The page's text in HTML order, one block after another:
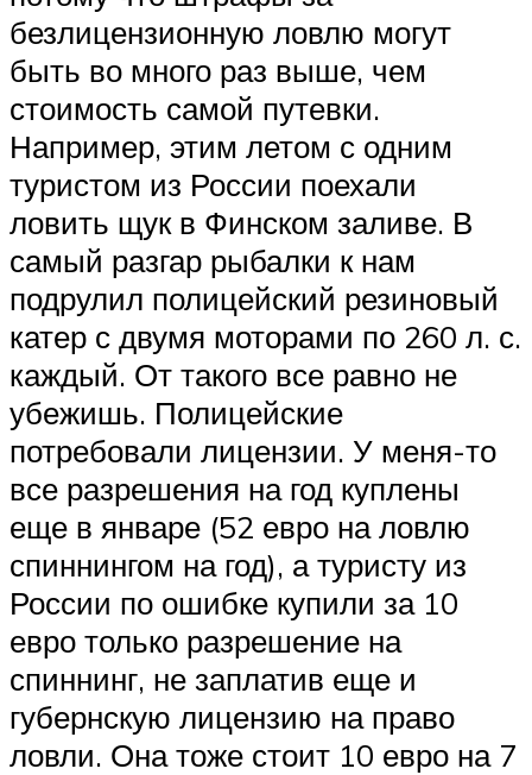
безлицензионную ловлю могут
быть во много раз выше, чем
стоимость самой путевки.
Например, этим летом с одним
туристом из России поехали
ловить щук в Финском заливе. В
самый разгар рыбалки к нам
подрулил полицейский резиновый
катер с двумя моторами по 260 л. с.
каждый. От такого все равно не
убежишь. Полицейские
потребовали лицензии. У меня-то
все разрешения на год куплены
еще в январе (52 евро на ловлю
спиннингом на год), а туристу из
России по ошибке купили за 10
евро только разрешение на
спиннинг, не заплатив еще и
губернскую лицензию на право
ловли. Она тоже стоит 10 евро на 7